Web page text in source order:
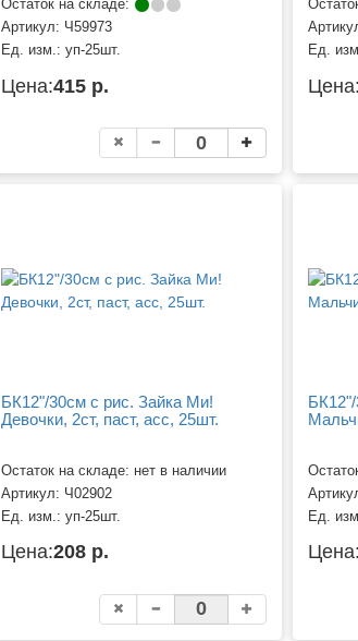
Остаток на складе:
Артикул: Ч59973
Ед. изм.: уп-25шт.
Цена:415 р.
Ед.
БК12"/30см с рис. Зайка Ми!
Девочки, 2ст, паст, асс, 25шт.
Остаток на складе: нет в наличии
Артикул: Ч02902
Ед. изм.: уп-25шт.
Цена:208 р.
Ед.